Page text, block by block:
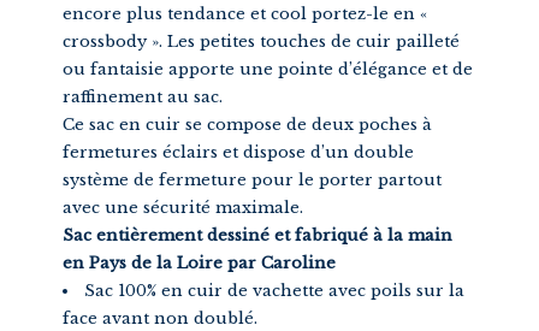
encore plus tendance et cool portez-le en «
crossbody ». Les petites touches de cuir pailleté
ou fantaisie apporte une pointe d’élégance et de
raffinement au sac.
Ce sac en cuir se compose de deux poches à
fermetures éclairs et dispose d’un double
système de fermeture pour le porter partout
avec une sécurité maximale.
Sac entièrement dessiné et fabriqué à la main
en Pays de la Loire par Caroline
Sac 100% en cuir de vachette avec poils sur la
face avant non doublé.